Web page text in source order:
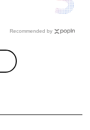
Recommended by